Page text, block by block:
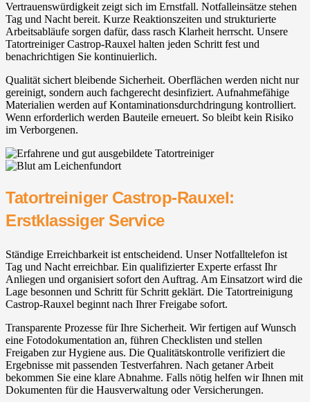
Vertrauenswürdigkeit zeigt sich im Ernstfall. Notfalleinsätze stehen
Tag und Nacht bereit. Kurze Reaktionszeiten und strukturierte
Arbeitsabläufe sorgen dafür, dass rasch Klarheit herrscht. Unsere
Tatortreiniger Castrop-Rauxel halten jeden Schritt fest und
benachrichtigen Sie kontinuierlich.
Qualität sichert bleibende Sicherheit. Oberflächen werden nicht nur
gereinigt, sondern auch fachgerecht desinfiziert. Aufnahmefähige
Materialien werden auf Kontaminationsdurchdringung kontrolliert.
Wenn erforderlich werden Bauteile erneuert. So bleibt kein Risiko
im Verborgenen.
Tatortreiniger Castrop-Rauxel:
Erstklassiger Service
Ständige Erreichbarkeit ist entscheidend. Unser Notfalltelefon ist
Tag und Nacht erreichbar. Ein qualifizierter Experte erfasst Ihr
Anliegen und organisiert sofort den Auftrag. Am Einsatzort wird die
Lage besonnen und Schritt für Schritt geklärt. Die Tatortreinigung
Castrop-Rauxel beginnt nach Ihrer Freigabe sofort.
Transparente Prozesse für Ihre Sicherheit. Wir fertigen auf Wunsch
eine Fotodokumentation an, führen Checklisten und stellen
Freigaben zur Hygiene aus. Die Qualitätskontrolle verifiziert die
Ergebnisse mit passenden Testverfahren. Nach getaner Arbeit
bekommen Sie eine klare Abnahme. Falls nötig helfen wir Ihnen mit
Dokumenten für die Hausverwaltung oder Versicherungen.